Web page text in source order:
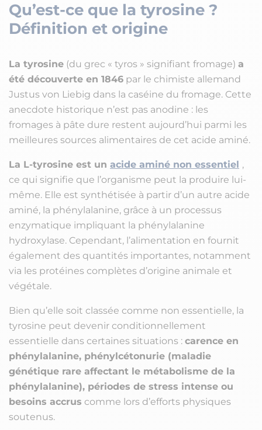
Qu’est-ce que la tyrosine ?
Définition et origine
La tyrosine (du grec « tyros » signifiant fromage) a
été découverte en 1846 par le chimiste allemand
Justus von Liebig dans la caséine du fromage. Cette
anecdote historique n’est pas anodine : les
fromages à pâte dure restent aujourd’hui parmi les
meilleures sources alimentaires de cet acide aminé.
La L-tyrosine est un acide aminé non essentiel ,
ce qui signifie que l’organisme peut la produire lui-
même. Elle est synthétisée à partir d’un autre acide
aminé, la phénylalanine, grâce à un processus
enzymatique impliquant la phénylalanine
hydroxylase. Cependant, l’alimentation en fournit
également des quantités importantes, notamment
via les protéines complètes d’origine animale et
végétale.
Bien qu’elle soit classée comme non essentielle, la
tyrosine peut devenir conditionnellement
essentielle dans certaines situations : carence en
phénylalanine, phénylcétonurie (maladie
génétique rare affectant le métabolisme de la
phénylalanine), périodes de stress intense ou
besoins accrus comme lors d’efforts physiques
soutenus.